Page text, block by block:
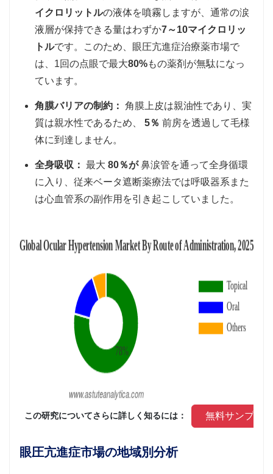
イクロリットルの液体を噴霧しますが、通常の涙
液層が保持できる量はわずか7～10マイクロリッ
トルです。このため、眼圧亢進症治療薬市場で
は、1回の点眼で最大80%もの薬剤が無駄になっ
ています。
角膜バリアの制約： 角膜上皮は親油性であり、実
質は親水性であるため、 5％ 前房を透過して毛様
体に到達しません。
全身吸収： 最大 80％が鼻涙管を通って全身循環
に入り、従来ベータ遮断薬療法では呼吸器系また
は心血管系の副作用を引き起こしていました。
この研究についてさらに詳しく知るには： 無料サンプル
眼圧亢進症市場の地域別分析